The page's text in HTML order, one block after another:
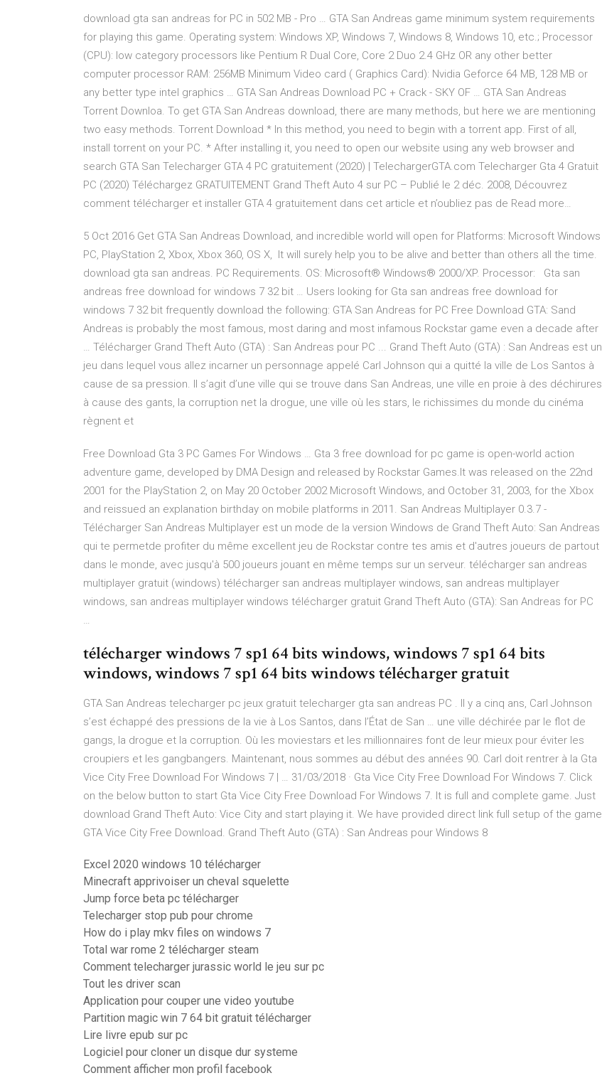
download gta san andreas for PC in 502 MB - Pro … GTA San Andreas game minimum system requirements
for playing this game. Operating system: Windows XP, Windows 7, Windows 8, Windows 10, etc.; Processor
(CPU): low category processors like Pentium R Dual Core, Core 2 Duo 2.4 GHz OR any other better
computer processor RAM: 256MB Minimum Video card ( Graphics Card): Nvidia Geforce 64 MB, 128 MB or
any better type intel graphics … GTA San Andreas Download PC + Crack - SKY OF … GTA San Andreas
Torrent Downloa. To get GTA San Andreas download, there are many methods, but here we are mentioning
two easy methods. Torrent Download * In this method, you need to begin with a torrent app. First of all,
install torrent on your PC. * After installing it, you need to open our website using any web browser and
search GTA San Telecharger GTA 4 PC gratuitement (2020) | TelechargerGTA.com Telecharger Gta 4 Gratuit
PC (2020) Téléchargez GRATUITEMENT Grand Theft Auto 4 sur PC – Publié le 2 déc. 2008, Découvrez
comment télécharger et installer GTA 4 gratuitement dans cet article et n’oubliez pas de Read more…
5 Oct 2016 Get GTA San Andreas Download, and incredible world will open for Platforms: Microsoft Windows
PC, PlayStation 2, Xbox, Xbox 360, OS X, It will surely help you to be alive and better than others all the time.
download gta san andreas. PC Requirements. OS: Microsoft® Windows® 2000/XP. Processor: Gta san
andreas free download for windows 7 32 bit … Users looking for Gta san andreas free download for
windows 7 32 bit frequently download the following: GTA San Andreas for PC Free Download GTA: Sand
Andreas is probably the most famous, most daring and most infamous Rockstar game even a decade after
… Télécharger Grand Theft Auto (GTA) : San Andreas pour PC ... Grand Theft Auto (GTA) : San Andreas est un
jeu dans lequel vous allez incarner un personnage appelé Carl Johnson qui a quitté la ville de Los Santos à
cause de sa pression. Il s’agit d’une ville qui se trouve dans San Andreas, une ville en proie à des déchirures
à cause des gants, la corruption net la drogue, une ville où les stars, le richissimes du monde du cinéma
règnent et
Free Download Gta 3 PC Games For Windows … Gta 3 free download for pc game is open-world action
adventure game, developed by DMA Design and released by Rockstar Games.It was released on the 22nd
2001 for the PlayStation 2, on May 20 October 2002 Microsoft Windows, and October 31, 2003, for the Xbox
and reissued an explanation birthday on mobile platforms in 2011. San Andreas Multiplayer 0.3.7 -
Télécharger San Andreas Multiplayer est un mode de la version Windows de Grand Theft Auto: San Andreas
qui te permetde profiter du même excellent jeu de Rockstar contre tes amis et d'autres joueurs de partout
dans le monde, avec jusqu'à 500 joueurs jouant en même temps sur un serveur. télécharger san andreas
multiplayer gratuit (windows) télécharger san andreas multiplayer windows, san andreas multiplayer
windows, san andreas multiplayer windows télécharger gratuit Grand Theft Auto (GTA): San Andreas for PC
…
télécharger windows 7 sp1 64 bits windows, windows 7 sp1 64 bits
windows, windows 7 sp1 64 bits windows télécharger gratuit
GTA San Andreas telecharger pc jeux gratuit telecharger gta san andreas PC . Il y a cinq ans, Carl Johnson
s’est échappé des pressions de la vie à Los Santos, dans l’État de San … une ville déchirée par le flot de
gangs, la drogue et la corruption. Où les moviestars et les millionnaires font de leur mieux pour éviter les
croupiers et les gangbangers. Maintenant, nous sommes au début des années 90. Carl doit rentrer à la Gta
Vice City Free Download For Windows 7 | … 31/03/2018 · Gta Vice City Free Download For Windows 7. Click
on the below button to start Gta Vice City Free Download For Windows 7. It is full and complete game. Just
download Grand Theft Auto: Vice City and start playing it. We have provided direct link full setup of the game
GTA Vice City Free Download. Grand Theft Auto (GTA) : San Andreas pour Windows 8
Excel 2020 windows 10 télécharger
Minecraft apprivoiser un cheval squelette
Jump force beta pc télécharger
Telecharger stop pub pour chrome
How do i play mkv files on windows 7
Total war rome 2 télécharger steam
Comment telecharger jurassic world le jeu sur pc
Tout les driver scan
Application pour couper une video youtube
Partition magic win 7 64 bit gratuit télécharger
Lire livre epub sur pc
Logiciel pour cloner un disque dur systeme
Comment afficher mon profil facebook